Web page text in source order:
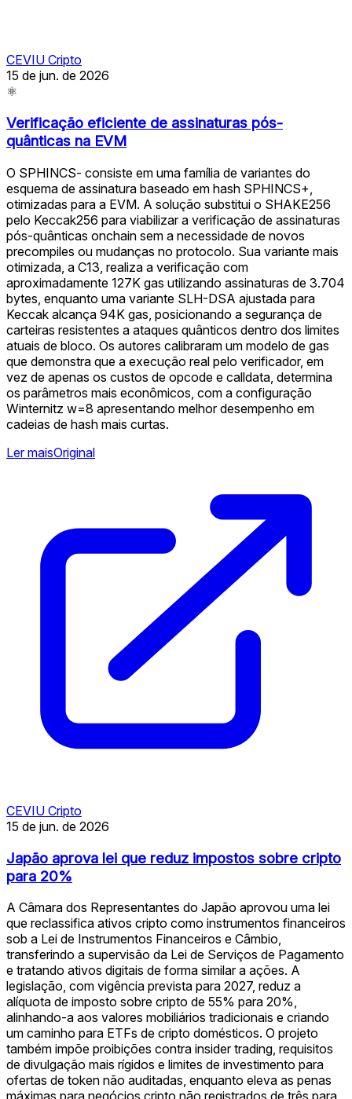
CEVIU Cripto
15 de jun. de 2026
⚛
Verificação eficiente de assinaturas pós-
quânticas na EVM
O SPHINCS- consiste em uma família de variantes do
esquema de assinatura baseado em hash SPHINCS+,
otimizadas para a EVM. A solução substitui o SHAKE256
pelo Keccak256 para viabilizar a verificação de assinaturas
pós-quânticas onchain sem a necessidade de novos
precompiles ou mudanças no protocolo. Sua variante mais
otimizada, a C13, realiza a verificação com
aproximadamente 127K gas utilizando assinaturas de 3.704
bytes, enquanto uma variante SLH-DSA ajustada para
Keccak alcança 94K gas, posicionando a segurança de
carteiras resistentes a ataques quânticos dentro dos limites
atuais de bloco. Os autores calibraram um modelo de gas
que demonstra que a execução real pelo verificador, em
vez de apenas os custos de opcode e calldata, determina
os parâmetros mais econômicos, com a configuração
Winternitz w=8 apresentando melhor desempenho em
cadeias de hash mais curtas.
Ler maisOriginal
CEVIU Cripto
15 de jun. de 2026
Japão aprova lei que reduz impostos sobre cripto
para 20%
A Câmara dos Representantes do Japão aprovou uma lei
que reclassifica ativos cripto como instrumentos financeiros
sob a Lei de Instrumentos Financeiros e Câmbio,
transferindo a supervisão da Lei de Serviços de Pagamento
e tratando ativos digitais de forma similar a ações. A
legislação, com vigência prevista para 2027, reduz a
alíquota de imposto sobre cripto de 55% para 20%,
alinhando-a aos valores mobiliários tradicionais e criando
um caminho para ETFs de cripto domésticos. O projeto
também impõe proibições contra insider trading, requisitos
de divulgação mais rígidos e limites de investimento para
ofertas de token não auditadas, enquanto eleva as penas